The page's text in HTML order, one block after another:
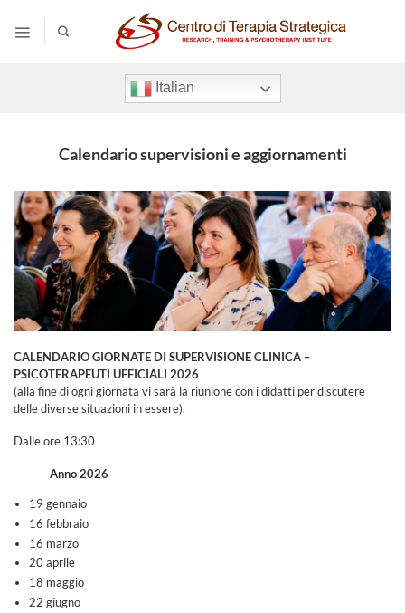
contenuti
Italian
Calendario supervisioni e aggiornamenti
CALENDARIO GIORNATE DI SUPERVISIONE CLINICA –
PSICOTERAPEUTI UFFICIALI 2026
(alla fine di ogni giornata vi sarà la riunione con i didatti per discutere
delle diverse situazioni in essere).
Dalle ore 13:30
Anno 2026
19 gennaio
16 febbraio
16 marzo
20 aprile
18 maggio
22 giugno